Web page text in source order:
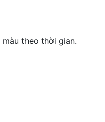
theo thời gian.